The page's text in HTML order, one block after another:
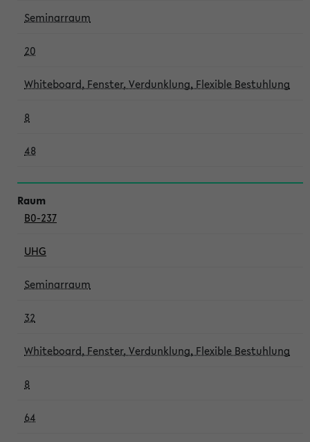
Seminarraum
20
Whiteboard, Fenster, Verdunklung, Flexible Bestuhlung
8
48
B0-237
UHG
Seminarraum
32
Whiteboard, Fenster, Verdunklung, Flexible Bestuhlung
8
64